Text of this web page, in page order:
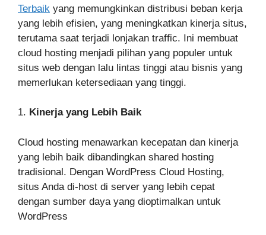
Terbaik yang memungkinkan distribusi beban kerja
yang lebih efisien, yang meningkatkan kinerja situs,
terutama saat terjadi lonjakan traffic. Ini membuat
cloud hosting menjadi pilihan yang populer untuk
situs web dengan lalu lintas tinggi atau bisnis yang
memerlukan ketersediaan yang tinggi.
1. Kinerja yang Lebih Baik
Cloud hosting menawarkan kecepatan dan kinerja
yang lebih baik dibandingkan shared hosting
tradisional. Dengan WordPress Cloud Hosting,
situs Anda di-host di server yang lebih cepat
dengan sumber daya yang dioptimalkan untuk
WordPress